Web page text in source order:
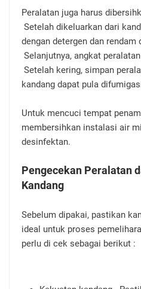
Peralatan juga harus
Setelah dikeluarkan dari
dengan detergen dan
Selanjutnya, angkat
Setelah kering, simpan
kandang dapat pula
Untuk mencuci tempat
membersihkan instalasi air
desinfektan.
Pengecekan Peralatan
Kandang
Sebelum dipakai, pastikan
ideal untuk proses
perlu di cek sebagai berikut :